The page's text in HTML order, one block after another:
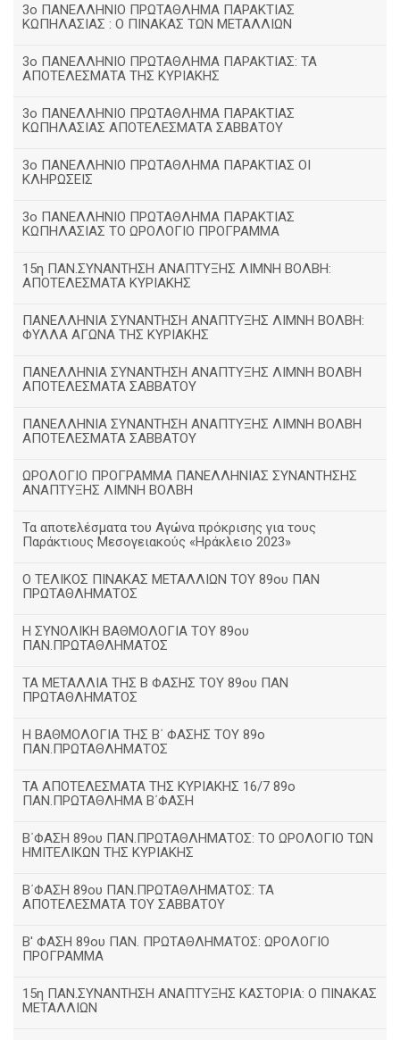
3ο ΠΑΝΕΛΛΗΝΙΟ ΠΡΩΤΑΘΛΗΜΑ ΠΑΡΑΚΤΙΑΣ
ΚΩΠΗΛΑΣΙΑΣ : Ο ΠΙΝΑΚΑΣ ΤΩΝ ΜΕΤΑΛΛΙΩΝ
3o ΠΑΝΕΛΛΗΝΙΟ ΠΡΩΤΑΘΛΗΜΑ ΠΑΡΑΚΤΙΑΣ: ΤΑ
ΑΠΟΤΕΛΕΣΜΑΤΑ ΤΗΣ ΚΥΡΙΑΚΗΣ
3ο ΠΑΝΕΛΛΗΝΙΟ ΠΡΩΤΑΘΛΗΜΑ ΠΑΡΑΚΤΙΑΣ
ΚΩΠΗΛΑΣΙΑΣ ΑΠΟΤΕΛΕΣΜΑΤΑ ΣΑΒΒΑΤΟΥ
3ο ΠΑΝΕΛΛΗΝΙΟ ΠΡΩΤΑΘΛΗΜΑ ΠΑΡΑΚΤΙΑΣ ΟΙ
ΚΛΗΡΩΣΕΙΣ
3ο ΠΑΝΕΛΛΗΝΙΟ ΠΡΩΤΑΘΛΗΜΑ ΠΑΡΑΚΤΙΑΣ
ΚΩΠΗΛΑΣΙΑΣ ΤΟ ΩΡΟΛΟΓΙΟ ΠΡΟΓΡΑΜΜΑ
15η ΠΑΝ.ΣΥΝΑΝΤΗΣΗ ΑΝΑΠΤΥΞΗΣ ΛΙΜΝΗ ΒΟΛΒΗ:
ΑΠΟΤΕΛΕΣΜΑΤΑ ΚΥΡΙΑΚΗΣ
ΠΑΝΕΛΛΗΝΙΑ ΣΥΝΑΝΤΗΣΗ ΑΝΑΠΤΥΞΗΣ ΛΙΜΝΗ ΒΟΛΒΗ:
ΦΥΛΛΑ ΑΓΩΝΑ ΤΗΣ ΚΥΡΙΑΚΗΣ
ΠΑΝΕΛΛΗΝΙΑ ΣΥΝΑΝΤΗΣΗ ΑΝΑΠΤΥΞΗΣ ΛΙΜΝΗ ΒΟΛΒΗ
ΑΠΟΤΕΛΕΣΜΑΤΑ ΣΑΒΒΑΤΟΥ
ΠΑΝΕΛΛΗΝΙΑ ΣΥΝΑΝΤΗΣΗ ΑΝΑΠΤΥΞΗΣ ΛΙΜΝΗ ΒΟΛΒΗ
ΑΠΟΤΕΛΕΣΜΑΤΑ ΣΑΒΒΑΤΟΥ
ΩΡΟΛΟΓΙΟ ΠΡΟΓΡΑΜΜΑ ΠΑΝΕΛΛΗΝΙΑΣ ΣΥΝΑΝΤΗΣΗΣ
ΑΝΑΠΤΥΞΗΣ ΛΙΜΝΗ ΒΟΛΒΗ
Τα αποτελέσματα του Αγώνα πρόκρισης για τους
Παράκτιους Μεσογειακούς «Ηράκλειο 2023»
Ο ΤΕΛΙΚΟΣ ΠΙΝΑΚΑΣ ΜΕΤΑΛΛΙΩΝ ΤΟΥ 89ου ΠΑΝ
ΠΡΩΤΑΘΛΗΜΑΤΟΣ
Η ΣΥΝΟΛΙΚΗ ΒΑΘΜΟΛΟΓΙΑ ΤΟΥ 89ου
ΠΑΝ.ΠΡΩΤΑΘΛΗΜΑΤΟΣ
ΤΑ ΜΕΤΑΛΛΙΑ ΤΗΣ Β ΦΑΣΗΣ ΤΟΥ 89ου ΠΑΝ
ΠΡΩΤΑΘΛΗΜΑΤΟΣ
H ΒΑΘΜΟΛΟΓΙΑ ΤΗΣ Β΄ ΦΑΣΗΣ ΤΟΥ 89ο
ΠΑΝ.ΠΡΩΤΑΘΛΗΜΑΤΟΣ
ΤΑ ΑΠΟΤΕΛΕΣΜΑΤΑ ΤΗΣ ΚΥΡΙΑΚΗΣ 16/7 89ο
ΠΑΝ.ΠΡΩΤΑΘΛΗΜΑ Β΄ΦΑΣΗ
Β΄ΦΑΣΗ 89ου ΠΑΝ.ΠΡΩΤΑΘΛΗΜΑΤΟΣ: ΤΟ ΩΡΟΛΟΓΙΟ ΤΩΝ
ΗΜΙΤΕΛΙΚΩΝ ΤΗΣ ΚΥΡΙΑΚΗΣ
Β΄ΦΑΣΗ 89ου ΠΑΝ.ΠΡΩΤΑΘΛΗΜΑΤΟΣ: ΤΑ
ΑΠΟΤΕΛΕΣΜΑΤΑ ΤΟΥ ΣΑΒΒΑΤΟΥ
Β' ΦΑΣΗ 89ου ΠΑΝ. ΠΡΩΤΑΘΛΗΜΑΤΟΣ: ΩΡΟΛΟΓΙΟ
ΠΡΟΓΡΑΜΜΑ
15η ΠΑΝ.ΣΥΝΑΝΤΗΣΗ ΑΝΑΠΤΥΞΗΣ ΚΑΣΤΟΡΙΑ: Ο ΠΙΝΑΚΑΣ
ΜΕΤΑΛΛΙΩΝ